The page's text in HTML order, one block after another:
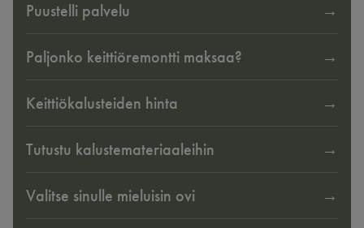
Puustelli palvelu
Paljonko keittiöremontti maksaa?
Keittiökalusteiden hinta
Tutustu kalustemateriaaleihin
Valitse sinulle mieluisin ovi